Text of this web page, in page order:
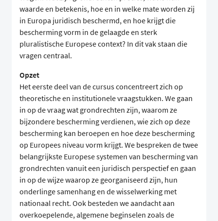
waarde en betekenis, hoe en in welke mate worden zij
in Europa juridisch beschermd, en hoe krijgt die
bescherming vorm in de gelaagde en sterk
pluralistische Europese context? In dit vak staan die
vragen centraal.
Opzet
Het eerste deel van de cursus concentreert zich op
theoretische en institutionele vraagstukken. We gaan
in op de vraag wat grondrechten zijn, waarom ze
bijzondere bescherming verdienen, wie zich op deze
bescherming kan beroepen en hoe deze bescherming
op Europees niveau vorm krijgt. We bespreken de twee
belangrijkste Europese systemen van bescherming van
grondrechten vanuit een juridisch perspectief en gaan
in op de wijze waarop ze georganiseerd zijn, hun
onderlinge samenhang en de wisselwerking met
nationaal recht. Ook besteden we aandacht aan
overkoepelende, algemene beginselen zoals de